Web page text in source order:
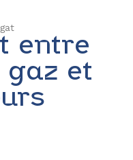
entre
et